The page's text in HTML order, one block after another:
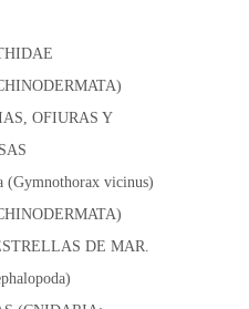
OFIURAS Y
(Gymnothorax vicinus)
DE MAR.